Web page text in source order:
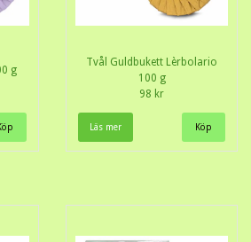
g
Tvål Guldbukett Lèrbolario
100 g
98 kr
Läs mer